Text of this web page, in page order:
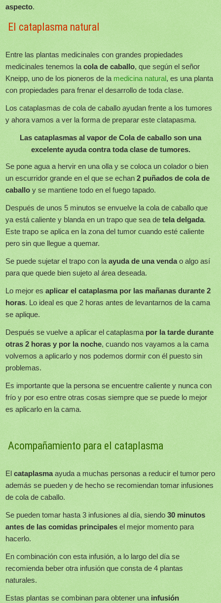
aspecto.
El cataplasma natural
Entre las plantas medicinales con grandes propiedades
medicinales tenemos la cola de caballo, que según el señor
Kneipp, uno de los pioneros de la medicina natural, es una planta
con propiedades para frenar el desarrollo de toda clase.
Los cataplasmas de cola de caballo ayudan frente a los tumores
y ahora vamos a ver la forma de preparar este clatapasma.
Las cataplasmas al vapor de Cola de caballo son una
excelente ayuda contra toda clase de tumores.
Se pone agua a hervir en una olla y se coloca un colador o bien
un escurridor grande en el que se echan 2 puñados de cola de
caballo y se mantiene todo en el fuego tapado.
Después de unos 5 minutos se envuelve la cola de caballo que
ya está caliente y blanda en un trapo que sea de tela delgada.
Este trapo se aplica en la zona del tumor cuando esté caliente
pero sin que llegue a quemar.
Se puede sujetar el trapo con la ayuda de una vendao algo así
para que quede bien sujeto al área deseada.
Lo mejor es aplicar el cataplasma por las mañanas durante 2
horas. Lo ideal es que 2 horas antes de levantarnos de la cama
se aplique.
Después se vuelve a aplicar el cataplasma por la tarde durante
otras 2 horas y por la noche, cuando nos vayamos a la cama
volvemos a aplicarlo y nos podemos dormir con él puesto sin
problemas.
Es importante que la persona se encuentre caliente y nunca con
frío y por eso entre otras cosas siempre que se puede lo mejor
es aplicarlo en la cama.
Acompañamiento para el cataplasma
El cataplasmaayuda a muchas personas a reducir el tumor pero
además se pueden y de hecho se recomiendan tomar infusiones
de cola de caballo.
Se pueden tomar hasta 3 infusiones al día, siendo 30 minutos
antes de las comidas principales el mejor momento para
hacerlo.
En combinación con esta infusión, a lo largo del día se
recomienda beber otra infusión que consta de 4 plantas
naturales.
Estas plantas se combinan para obtener una infusión